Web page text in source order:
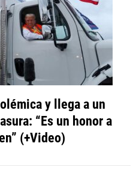
y llega a un
“Es un honor a
(+Video)